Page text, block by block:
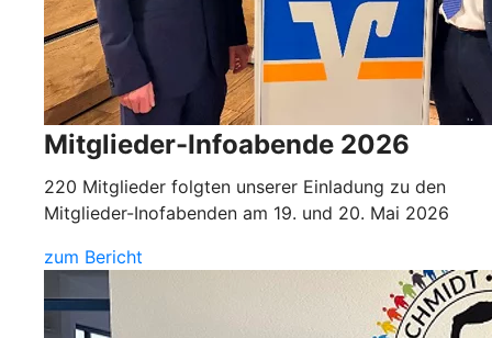
Mitglieder-Infoabende 2026
220 Mitglieder folgten unserer Einladung zu den
Mitglieder-Inofabenden am 19. und 20. Mai 2026
zum Bericht